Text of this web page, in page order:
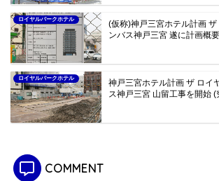
ロイヤルパークホテル
(仮称)神戸三宮ホテル計画
ンバス神戸三宮 遂に計画概要
ロイヤルパークホテル
神戸三宮ホテル計画 ザ ロイ
ス神戸三宮 山留工事を開始
COMMENT